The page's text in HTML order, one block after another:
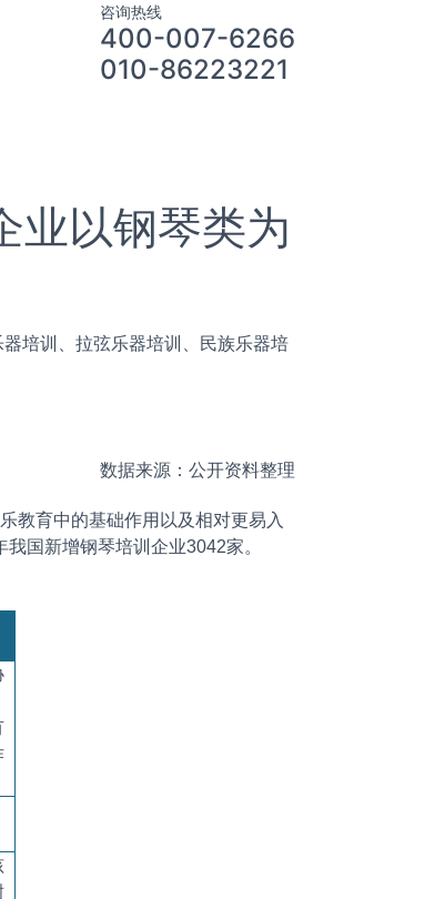
咨询热线
400-007-6266
010-86223221
业以钢琴类为
培训、拉弦乐器培训、民族乐器培
数据来源：公开资料整理
育中的基础作用以及相对更易入
国新增钢琴培训企业3042家。